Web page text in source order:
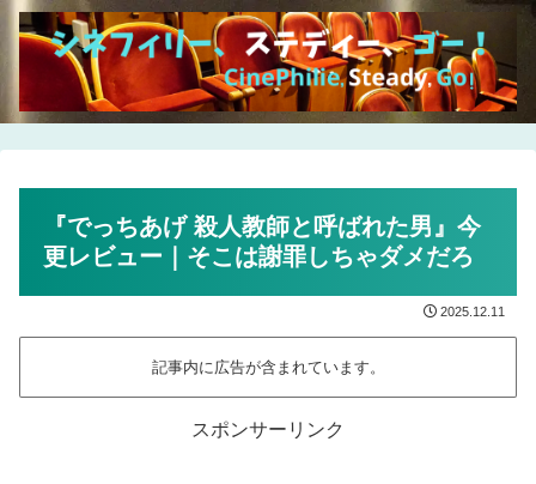
『でっちあげ 殺人教師と呼ばれた男』今
更レビュー｜そこは謝罪しちゃダメだろ
2025.12.11
記事内に広告が含まれています。
スポンサーリンク